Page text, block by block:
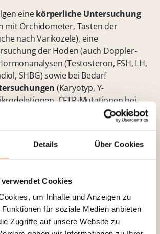
Details Über Cookies
Cookies
um Inhalte und Anzeigen zu
für soziale Medien anbieten
Zugriffe auf unsere Website zu
einekörperliche Untersuchung
mit Orchidometer, Tasten der
nach Varikozele), eine
der Hoden (auch Doppler-
(Testosteron, FSH, LH,
SHBG) sowie bei Bedarf
(Karyotyp, Y-
CFTR-Mutationen bei
gestützt und kann
erfolgen, aber auch
Verfahren
der Andrologie. Die operative
aus dem Hodengewebe
auch Männern mit fehlenden
eine biologische Vaterschaft.